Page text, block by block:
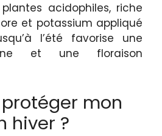
acidophiles, riche
et potassium appliqué
l’été favorise une
et une floraison
mon
hiver ?